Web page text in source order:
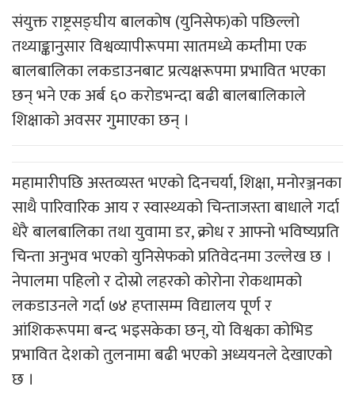
संयुक्त राष्ट्रसङ्घीय बालकोष (युनिसेफ)को पछिल्लो
तथ्याङ्कानुसार विश्वव्यापीरूपमा सातमध्ये कम्तीमा एक
बालबालिका लकडाउनबाट प्रत्यक्षरूपमा प्रभावित भएका
छन् भने एक अर्ब ६० करोडभन्दा बढी बालबालिकाले
शिक्षाको अवसर गुमाएका छन् ।
महामारीपछि अस्तव्यस्त भएको दिनचर्या, शिक्षा, मनोरञ्जनका
साथै पारिवारिक आय र स्वास्थ्यको चिन्ताजस्ता बाधाले गर्दा
धेरै बालबालिका तथा युवामा डर, क्रोध र आफ्नो भविष्यप्रति
चिन्ता अनुभव भएको युनिसेफको प्रतिवेदनमा उल्लेख छ ।
नेपालमा पहिलो र दोस्रो लहरको कोरोना रोकथामको
लकडाउनले गर्दा ७४ हप्तासम्म विद्यालय पूर्ण र
आंशिकरूपमा बन्द भइसकेका छन्, यो विश्वका कोभिड
प्रभावित देशको तुलनामा बढी भएको अध्ययनले देखाएको
छ ।